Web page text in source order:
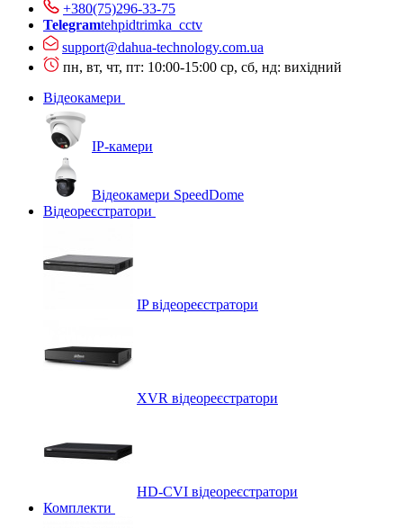
+380(75)296-33-75
Telegramtehpidtrimka_cctv
support@dahua-technology.com.ua
пн, вт, чт, пт: 10:00-15:00 ср, сб, нд: вихідний
Відеокамери
IP-камери
Відеокамери SpeedDome
Відеореєстратори
IP відеореєстратори
XVR відеореєстратори
HD-CVI відеореєстратори
Комплекти